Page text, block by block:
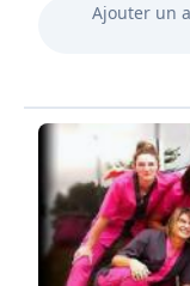
Ajouter un